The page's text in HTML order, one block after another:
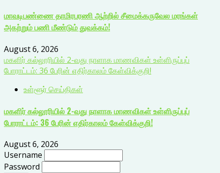
மாவடிபண்ணை தாமிரபரணி ஆற்றில் சீமைக்கருவேல மரங்கள்
அகற்றும் பணி மீண்டும் துவக்கம்!
August 6, 2026
மகளிர் கல்லூரியில் 2-வது நாளாக மாணவிகள் உள்ளிருப்புப்
போராட்டம்: 36 பேரின் எதிர்காலம் கேள்விக்குறி!
உள்ளூர் செய்திகள்
மகளிர் கல்லூரியில் 2-வது நாளாக மாணவிகள் உள்ளிருப்புப்
போராட்டம்: 36 பேரின் எதிர்காலம் கேள்விக்குறி!
August 6, 2026
Username
Password